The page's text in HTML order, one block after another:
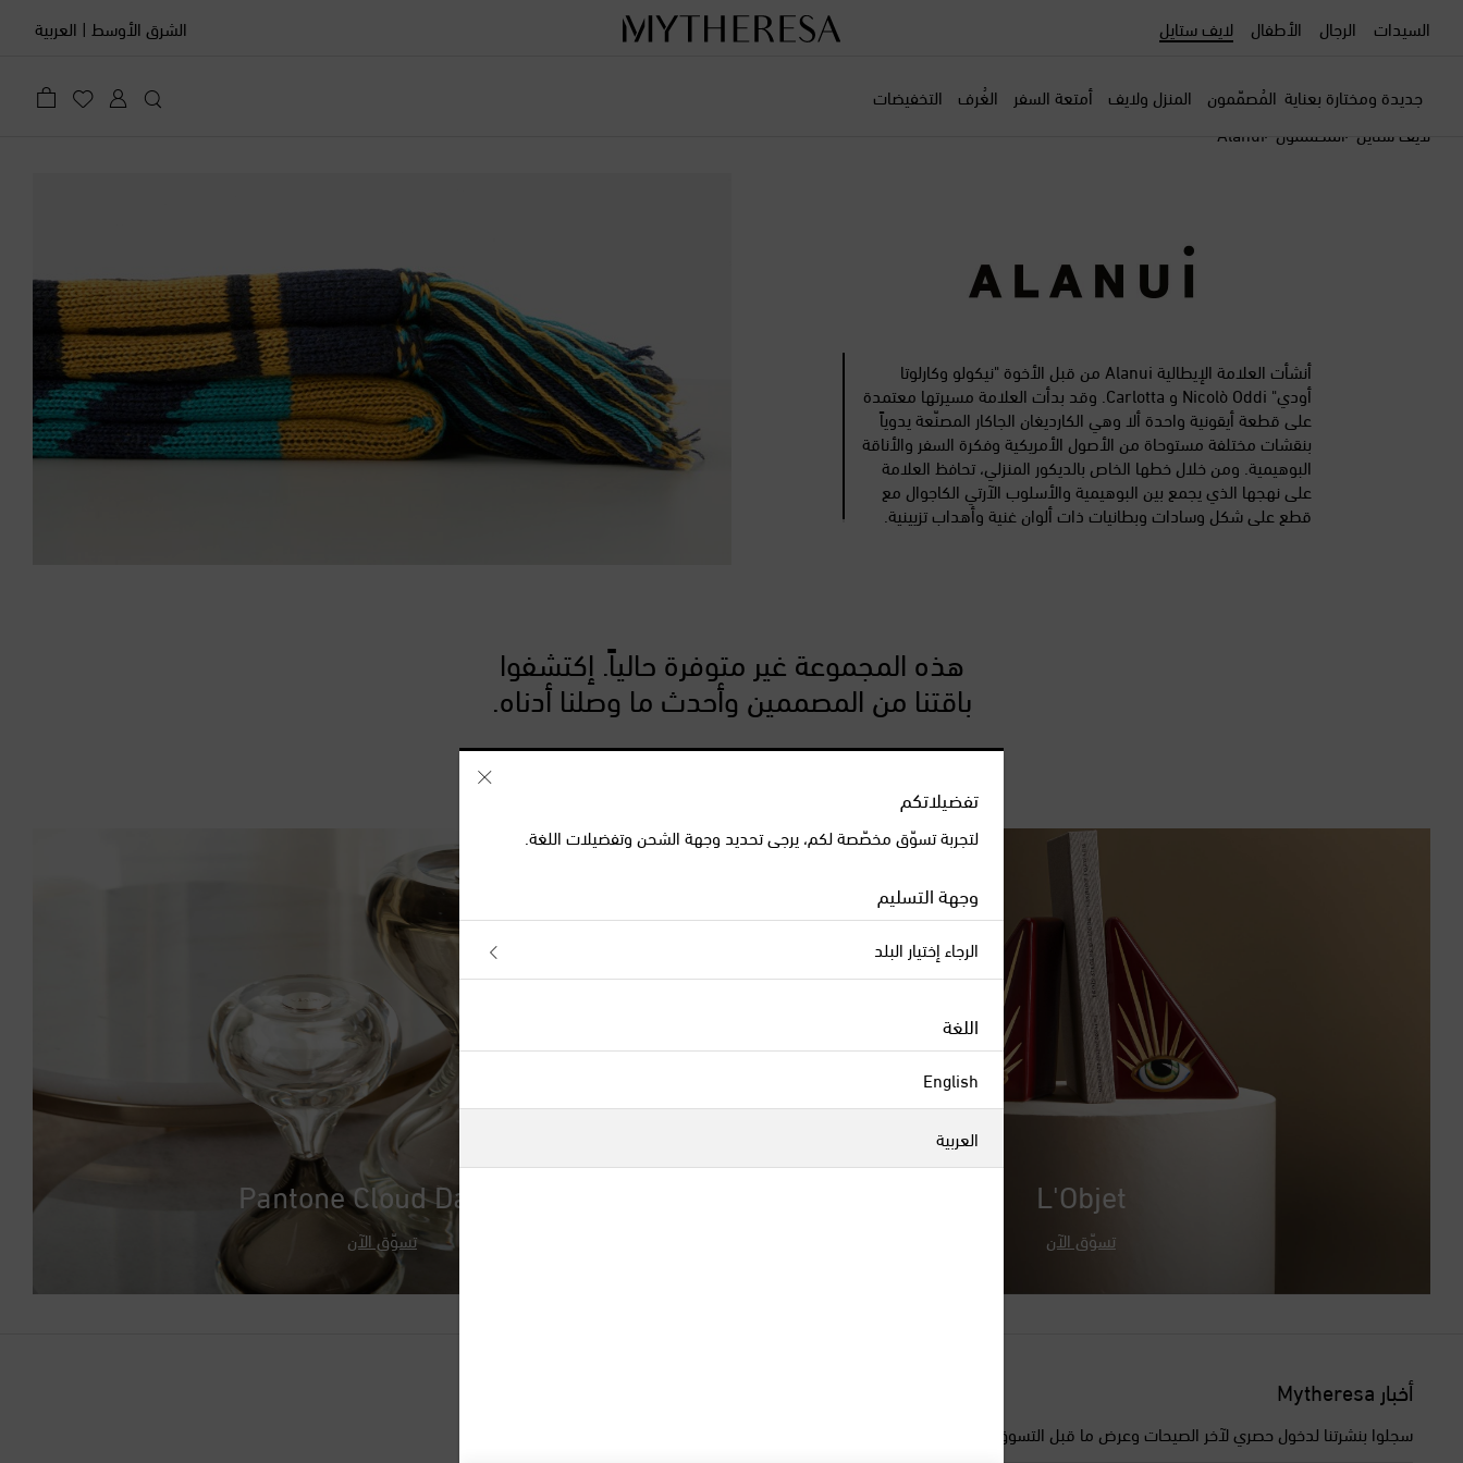
السيدات الرجال الأطفال لايف ستايل الشرق الأوسط | العربية
جديدة ومختارة بعناية المُصمّمون المنزل ولايف أمتعة السفر الغُرف التخفيضات
لايف ستايل المصممون Alanui
أنشأت العلامة الإيطالية Alanui من قبل الأخوة "نيكولو وكارلوتا
أودي" Nicolò Oddi و Carlotta. وقد بدأت العلامة مسيرتها معتمدة
على قطعة أيقونية واحدة ألا وهي الكارديغان الجاكار المصنّعة يدوياً
بنقشات مختلفة مستوحاة من الأصول الأمريكية وفكرة السفر والأناقة
البوهيمية. ومن خلال خطها الخاص بالديكور المنزلي، تحافظ العلامة
على نهجها الذي يجمع بين البوهيمية والأسلوب الآرتي الكاجوال مع
قطع على شكل وسادات وبطانيات ذات ألوان غنية وأهداب تزيينية.
هذه المجموعة غير متوفرة حالياً. إكتشفوا
باقتنا من المصممين وأحدث ما وصلنا أدناه.
L'Objet
تسوّق الآن
Pantone Cloud Dancer
تسوّق الآن
أخبار Mytheresa
سجلوا بنشرتنا لدخول حصري لآخر الصيحات وعرض ما قبل التسوق والمزيد
تفضيلاتكم
لتجربة تسوّق مخصّصة لكم، يرجى تحديد وجهة الشحن وتفضيلات اللغة.
وجهة التسليم
الرجاء إختيار البلد
اللغة
English
العربية
آيسلندا
أذربيجان
أرمينيا
أستراليا
ألمانيا
أنتيغوا وبربودا